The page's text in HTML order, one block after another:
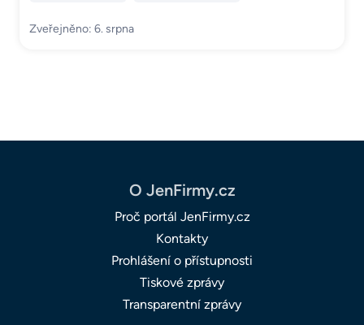
Zveřejněno: 6. srpna
O JenFirmy.cz
Proč portál JenFirmy.cz
Kontakty
Prohlášení o přístupnosti
Tiskové zprávy
Transparentní zprávy